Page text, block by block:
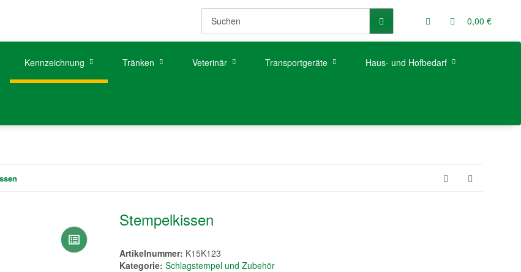
0,00 €
Kennzeichnung Tränken Veterinär Transportgeräte Haus- und Hofbedarf
Stempelkissen
Artikelnummer: K15K123
Kategorie: Schlagstempel und Zubehör